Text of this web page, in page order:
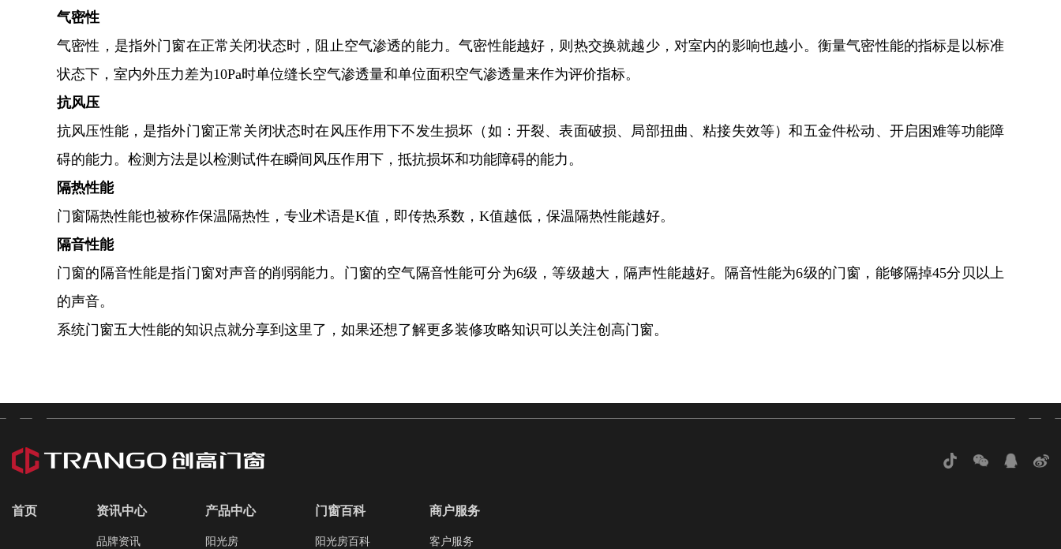
气密性
气密性，是指外门窗在正常关闭状态时，阻止空气渗透的能力。气密性能越好，则热交换就越少，对室内的影响也越小。衡量气密性能的指标是以标准
状态下，室内外压力差为10Pa时单位缝长空气渗透量和单位面积空气渗透量来作为评价指标。
抗风压
抗风压性能，是指外门窗正常关闭状态时在风压作用下不发生损坏（如：开裂、表面破损、局部扭曲、粘接失效等）和五金件松动、开启困难等功能障
碍的能力。检测方法是以检测试件在瞬间风压作用下，抵抗损坏和功能障碍的能力。
隔热性能
门窗隔热性能也被称作保温隔热性，专业术语是K值，即传热系数，K值越低，保温隔热性能越好。
隔音性能
门窗的隔音性能是指门窗对声音的削弱能力。门窗的空气隔音性能可分为6级，等级越大，隔声性能越好。隔音性能为6级的门窗，能够隔掉45分贝以上
的声音。
系统门窗五大性能的知识点就分享到这里了，如果还想了解更多装修攻略知识可以关注创高门窗。
首页 资讯中心
品牌资讯
产品中心
阳光房
门窗百科
阳光房百科
商户服务
客户服务